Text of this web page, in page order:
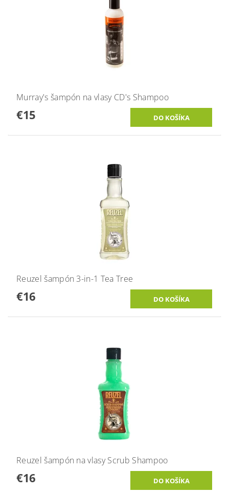
Murray's šampón na vlasy CD's Shampoo
€15
Reuzel šampón 3-in-1 Tea Tree
€16
Reuzel šampón na vlasy Scrub Shampoo
€16